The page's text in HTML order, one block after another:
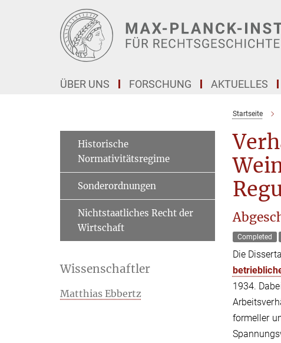
ÜBER UNS FORSCHUNG AKTUELLES
Startseite
Completed
Die
1934.
formeller
Historische
Normativitätsregime
Sonderordnungen
Nichtstaatliches Recht der
Wirtschaft
Wissenschaftler
Matthias Ebbertz